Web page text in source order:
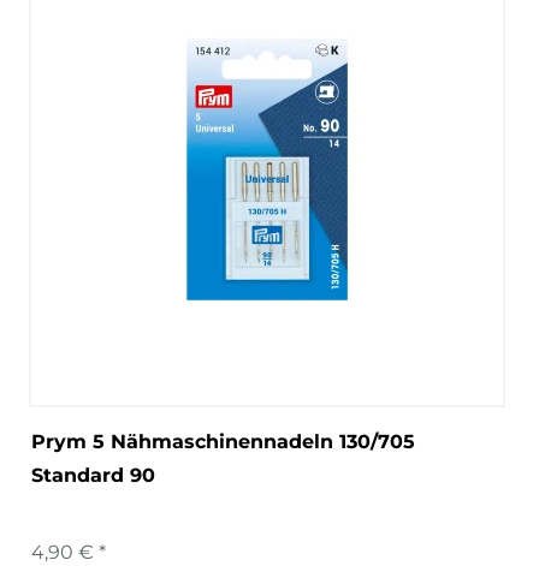
Prym 5 Nähmaschinennadeln 130/705
Standard 90
4,90 € *